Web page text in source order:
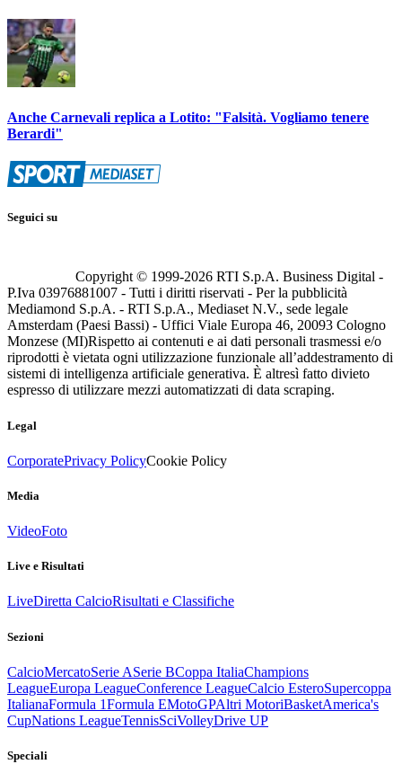
Anche Carnevali replica a Lotito: "Falsità. Vogliamo tenere
Berardi"
Seguici su
Copyright © 1999-2026 RTI S.p.A. Business Digital -
P.Iva 03976881007 - Tutti i diritti riservati - Per la pubblicità
Mediamond S.p.A. - RTI S.p.A., Mediaset N.V., sede legale
Amsterdam (Paesi Bassi) - Uffici Viale Europa 46, 20093 Cologno
Monzese (MI)Rispetto ai contenuti e ai dati personali trasmessi e/o
riprodotti è vietata ogni utilizzazione funzionale all’addestramento di
sistemi di intelligenza artificiale generativa. È altresì fatto divieto
espresso di utilizzare mezzi automatizzati di data scraping.
Legal
CorporatePrivacy PolicyCookie Policy
Media
VideoFoto
Live e Risultati
LiveDiretta CalcioRisultati e Classifiche
Sezioni
CalcioMercatoSerie ASerie BCoppa ItaliaChampions
LeagueEuropa LeagueConference LeagueCalcio EsteroSupercoppa
ItalianaFormula 1Formula EMotoGPAltri MotoriBasketAmerica's
CupNations LeagueTennisSciVolleyDrive UP
Speciali